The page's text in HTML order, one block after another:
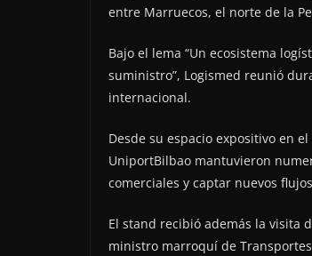
entre Marruecos, el norte de la
Bajo el lema “Un ecosistema
suministro”, Logismed reunió
internacional.
Desde su espacio expositivo en
UniportBilbao mantuvieron
comerciales y captar nuevos
El stand recibió además la visita
ministro marroquí de